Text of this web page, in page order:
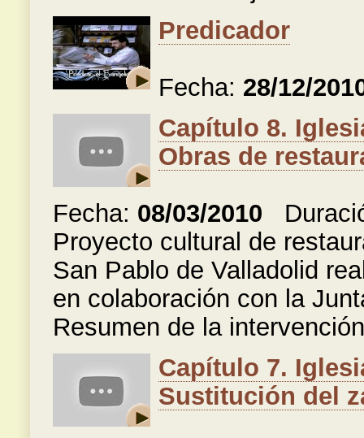
Predicador
Fecha: 28/12/
Capítulo 8.
Obras de
Fecha: 08/03/2010
Proyecto cultural de
San Pablo de Valladolid
en colaboración con la
Resumen de la
Capítulo 7.
Sustitución del